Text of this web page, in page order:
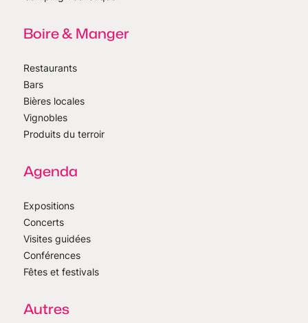
Boire & Manger
Restaurants
Bars
Bières locales
Vignobles
Produits du terroir
Agenda
Expositions
Concerts
Visites guidées
Conférences
Fêtes et festivals
Autres